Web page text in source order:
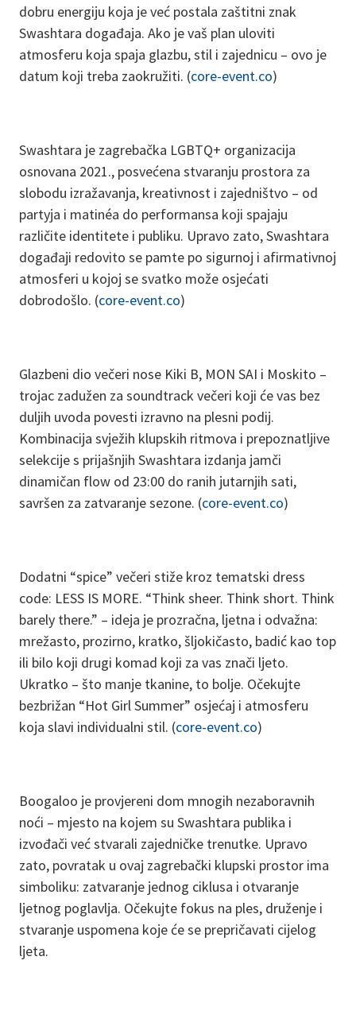
dobru energiju koja je već postala zaštitni znak
Swashtara događaja. Ako je vaš plan uloviti
atmosferu koja spaja glazbu, stil i zajednicu – ovo je
datum koji treba zaokružiti. (core-event.co)
Swashtara je zagrebačka LGBTQ+ organizacija
osnovana 2021., posvećena stvaranju prostora za
slobodu izražavanja, kreativnost i zajedništvo – od
partyja i matinéa do performansa koji spajaju
različite identitete i publiku. Upravo zato, Swashtara
događaji redovito se pamte po sigurnoj i afirmativnoj
atmosferi u kojoj se svatko može osjećati
dobrodošlo. (core-event.co)
Glazbeni dio večeri nose Kiki B, MON SAI i Moskito –
trojac zadužen za soundtrack večeri koji će vas bez
duljih uvoda povesti izravno na plesni podij.
Kombinacija svježih klupskih ritmova i prepoznatljive
selekcije s prijašnjih Swashtara izdanja jamči
dinamičan flow od 23:00 do ranih jutarnjih sati,
savršen za zatvaranje sezone. (core-event.co)
Dodatni “spice” večeri stiže kroz tematski dress
code: LESS IS MORE. “Think sheer. Think short. Think
barely there.” – ideja je prozračna, ljetna i odvažna:
mrežasto, prozirno, kratko, šljokičasto, badić kao top
ili bilo koji drugi komad koji za vas znači ljeto.
Ukratko – što manje tkanine, to bolje. Očekujte
bezbrižan “Hot Girl Summer” osjećaj i atmosferu
koja slavi individualni stil. (core-event.co)
Boogaloo je provjereni dom mnogih nezaboravnih
noći – mjesto na kojem su Swashtara publika i
izvođači već stvarali zajedničke trenutke. Upravo
zato, povratak u ovaj zagrebački klupski prostor ima
simboliku: zatvaranje jednog ciklusa i otvaranje
ljetnog poglavlja. Očekujte fokus na ples, druženje i
stvaranje uspomena koje će se prepričavati cijelog
ljeta.